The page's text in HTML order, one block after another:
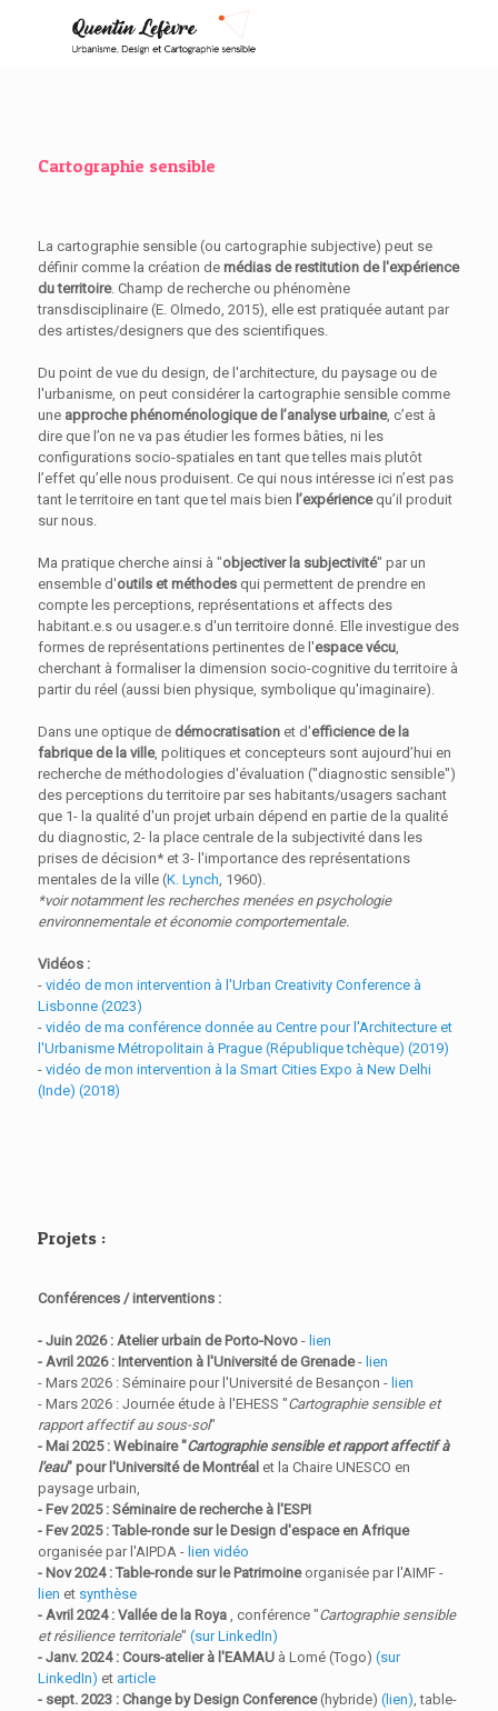
Cartographie sensible
La cartographie sensible (ou cartographie subjective) peut se
définir comme la création de médias de restitution de l'expérience
du territoire. Champ de recherche ou phénomène
transdisciplinaire (E. Olmedo, 2015), elle est pratiquée autant par
des artistes/designers que des scientifiques.
Du point de vue du design, de l'architecture, du paysage ou de
l'urbanisme, on peut considérer la cartographie sensible comme
une approche phénoménologique de l’analyse urbaine, c’est à
dire que l’on ne va pas étudier les formes bâties, ni les
configurations socio-spatiales en tant que telles mais plutôt
l’effet qu’elle nous produisent. Ce qui nous intéresse ici n’est pas
tant le territoire en tant que tel mais bien l’expériencequ’il produit
sur nous.
Ma pratique cherche ainsi à "objectiver la subjectivité" par un
ensemble d'outils et méthodesqui permettent de prendre en
compte les perceptions, représentations et affects des
habitant.e.s ou usager.e.s d'un territoire donné. Elle investigue des
formes de représentations pertinentes de l'espace vécu,
cherchant à formaliser la dimension socio-cognitive du territoire à
partir du réel (aussi bien physique, symbolique qu'imaginaire).
Dans une optique de démocratisationet d'efficience de la
fabrique de la ville, politiques et concepteurs sont aujourd’hui en
recherche de méthodologies d'évaluation ("diagnostic sensible")
des perceptions du territoire par ses habitants/usagers sachant
que 1- la qualité d'un projet urbain dépend en partie de la qualité
du diagnostic, 2- la place centrale de la subjectivité dans les
prises de décision* et 3- l'importance des représentations
mentales de la ville (K. Lynch, 1960).
*voir notamment les recherches menées en psychologie
environnementale et économie comportementale.
Vidéos :
- vidéo de mon intervention à l'Urban Creativity Conference à
Lisbonne (2023)
- vidéo de ma conférence donnée au Centre pour l'Architecture et
l'Urbanisme Métropolitain à Prague (République tchèque) (2019)
- vidéo de mon intervention à la Smart Cities Expo à New Delhi
(Inde) (2018)
Projets :
Conférences / interventions :
- Juin 2026 : Atelier urbain de Porto-Novo - lien
- Avril 2026 : Intervention à l'Université de Grenade- lien
- Mars 2026 : Séminaire pour l'Université de Besançon - lien
- Mars 2026 : Journée étude à l'EHESS "Cartographie sensible et
rapport affectif au sous-sol"
- Mai 2025 : Webinaire "Cartographie sensible et rapport affectif à
l'eau" pour l'Université de Montréal et la Chaire UNESCO en
paysage urbain,
- Fev 2025 : Séminaire de recherche à l'ESPI
- Fev 2025 : Table-ronde sur le Design d'espace en Afrique
organisée par l'AIPDA - lien vidéo
- Nov 2024 : Table-ronde sur le Patrimoine organisée par l'AIMF -
lien et synthèse
- Avril 2024 : Vallée de la Roya , conférence "Cartographie sensible
et résilience territoriale" (sur LinkedIn)
- Janv. 2024 : Cours-atelier à l'EAMAUà Lomé (Togo) (sur
LinkedIn) et article
- sept. 2023 : Change by Design Conference(hybride) (lien), table-